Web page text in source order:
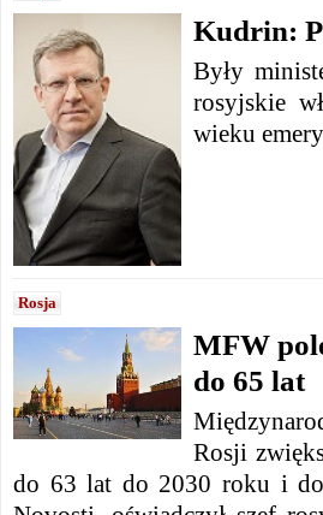
Kudrin:
Były
rosyjskie
wieku
Rosja
MFW
do 65 lat
Rosji
do 63 lat do 2030 roku i